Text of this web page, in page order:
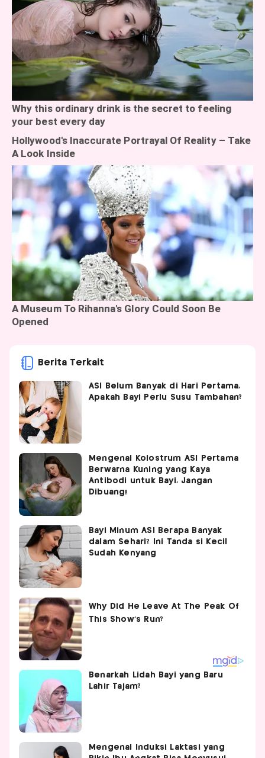
Berita Terkait
ASI Belum Banyak di Hari Pertama,
Apakah Bayi Perlu Susu Tambahan?
Mengenal Kolostrum ASI Pertama
Berwarna Kuning yang Kaya
Antibodi untuk Bayi, Jangan
Dibuang!
Bayi Minum ASI Berapa Banyak
dalam Sehari? Ini Tanda si Kecil
Sudah Kenyang
Benarkah Lidah Bayi yang Baru
Lahir Tajam?
Mengenal Induksi Laktasi yang